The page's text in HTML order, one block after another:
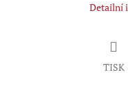
Detailní
TISK